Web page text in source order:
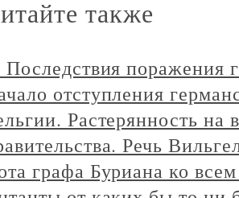
также
Последствия поражения
отступления
Растерянность на
Речь
графа Буриана ко